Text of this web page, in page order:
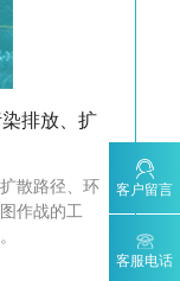
客户留言
客服电话
排放、扩
散路径、环
作战的工